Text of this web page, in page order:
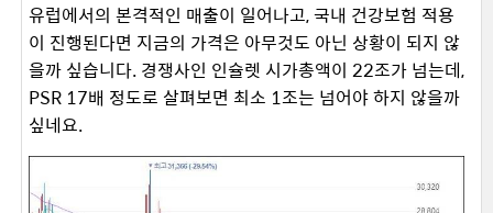
유럽에서의 본격적인 매출이 일어나고, 국내 건강보험 적용
이 진행된다면 지금의 가격은 아무것도 아닌 상황이 되지 않
을까 싶습니다. 경쟁사인 인슐렛 시가총액이 22조가 넘는데,
PSR 17배 정도로 살펴보면 최소 1조는 넘어야 하지 않을까
싶네요.